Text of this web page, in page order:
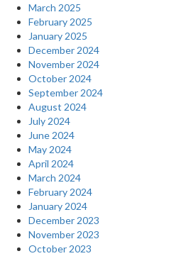
March 2025
February 2025
January 2025
December 2024
November 2024
October 2024
September 2024
August 2024
July 2024
June 2024
May 2024
April 2024
March 2024
February 2024
January 2024
December 2023
November 2023
October 2023